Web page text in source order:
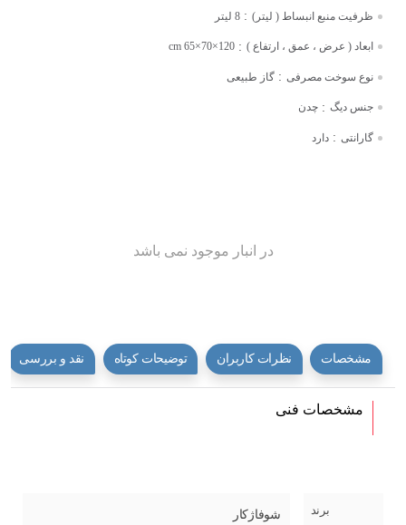
ظرفیت منبع انبساط ( لیتر) : 8 لیتر
ابعاد ( عرض ، عمق ، ارتفاع ) :
120×70×65 cm
نوع سوخت مصرفی : گاز طبیعی
جنس دیگ : چدن
گارانتی : دارد
در انبار موجود نمی باشد
مشخصات نظرات کاربران توضیحات کوتاه نقد و بررسی
مشخصات فنی
برند شوفاژکار